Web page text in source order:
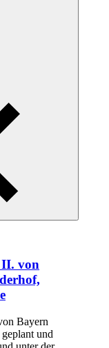
II. von
Bayern
und